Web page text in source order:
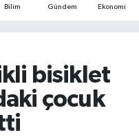
Bilim Gündem Ekonomi
bisiklet
çocuk